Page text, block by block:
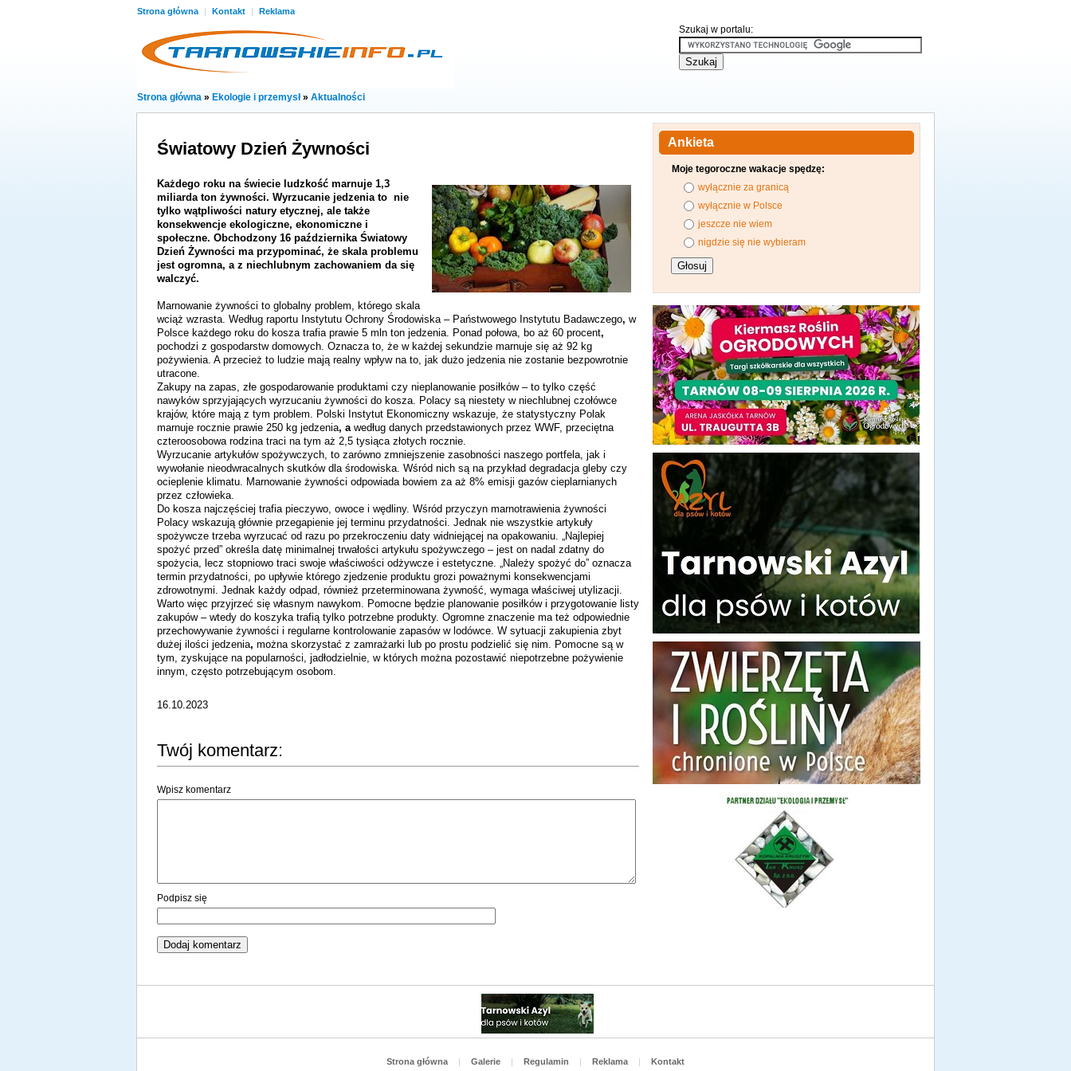
Strona główna | Kontakt | Reklama
Szukaj w portalu:
Strona główna » Ekologie i przemysł» Aktualności
Światowy Dzień Żywności
Każdego roku na świecie ludzkość marnuje 1,3
miliarda ton żywności. Wyrzucanie jedzenia to nie
tylko wątpliwości natury etycznej, ale także
konsekwencje ekologiczne, ekonomiczne i
społeczne. Obchodzony 16 października Światowy
Dzień Żywności ma przypominać, że skala problemu
jest ogromna, a z niechlubnym zachowaniem da się
walczyć.
Marnowanie żywności to globalny problem, którego skala
wciąż wzrasta. Według raportu Instytutu Ochrony Środowiska – Państwowego Instytutu Badawczego, w
Polsce każdego roku do kosza trafia prawie 5 mln ton jedzenia. Ponad połowa, bo aż 60 procent,
pochodzi z gospodarstw domowych. Oznacza to, że w każdej sekundzie marnuje się aż 92 kg
pożywienia. A przecież to ludzie mają realny wpływ na to, jak dużo jedzenia nie zostanie bezpowrotnie
utracone.
Zakupy na zapas, złe gospodarowanie produktami czy nieplanowanie posiłków – to tylko część
nawyków sprzyjających wyrzucaniu żywności do kosza. Polacy są niestety w niechlubnej czołówce
krajów, które mają z tym problem. Polski Instytut Ekonomiczny wskazuje, że statystyczny Polak
marnuje rocznie prawie 250 kg jedzenia, a według danych przedstawionych przez WWF, przeciętna
czteroosobowa rodzina traci na tym aż 2,5 tysiąca złotych rocznie.
Wyrzucanie artykułów spożywczych, to zarówno zmniejszenie zasobności naszego portfela, jak i
wywołanie nieodwracalnych skutków dla środowiska. Wśród nich są na przykład degradacja gleby czy
ocieplenie klimatu. Marnowanie żywności odpowiada bowiem za aż 8% emisji gazów cieplarnianych
przez człowieka.
Do kosza najczęściej trafia pieczywo, owoce i wędliny. Wśród przyczyn marnotrawienia żywności
Polacy wskazują głównie przegapienie jej terminu przydatności. Jednak nie wszystkie artykuły
spożywcze trzeba wyrzucać od razu po przekroczeniu daty widniejącej na opakowaniu. „Najlepiej
spożyć przed” określa datę minimalnej trwałości artykułu spożywczego – jest on nadal zdatny do
spożycia, lecz stopniowo traci swoje właściwości odżywcze i estetyczne. „Należy spożyć do” oznacza
termin przydatności, po upływie którego zjedzenie produktu grozi poważnymi konsekwencjami
zdrowotnymi. Jednak każdy odpad, również przeterminowana żywność, wymaga właściwej utylizacji.
Warto więc przyjrzeć się własnym nawykom. Pomocne będzie planowanie posiłków i przygotowanie listy
zakupów – wtedy do koszyka trafią tylko potrzebne produkty. Ogromne znaczenie ma też odpowiednie
przechowywanie żywności i regularne kontrolowanie zapasów w lodówce. W sytuacji zakupienia zbyt
dużej ilości jedzenia, można skorzystać z zamrażarki lub po prostu podzielić się nim. Pomocne są w
tym, zyskujące na popularności, jadłodzielnie, w których można pozostawić niepotrzebne pożywienie
innym, często potrzebującym osobom.
16.10.2023
Twój komentarz:
Wpisz komentarz
Podpisz się
Ankieta
Moje tegoroczne wakacje spędzę:
wyłącznie za granicą
wyłącznie w Polsce
jeszcze nie wiem
nigdzie się nie wybieram
Strona główna | Galerie | Regulamin | Reklama | Kontakt